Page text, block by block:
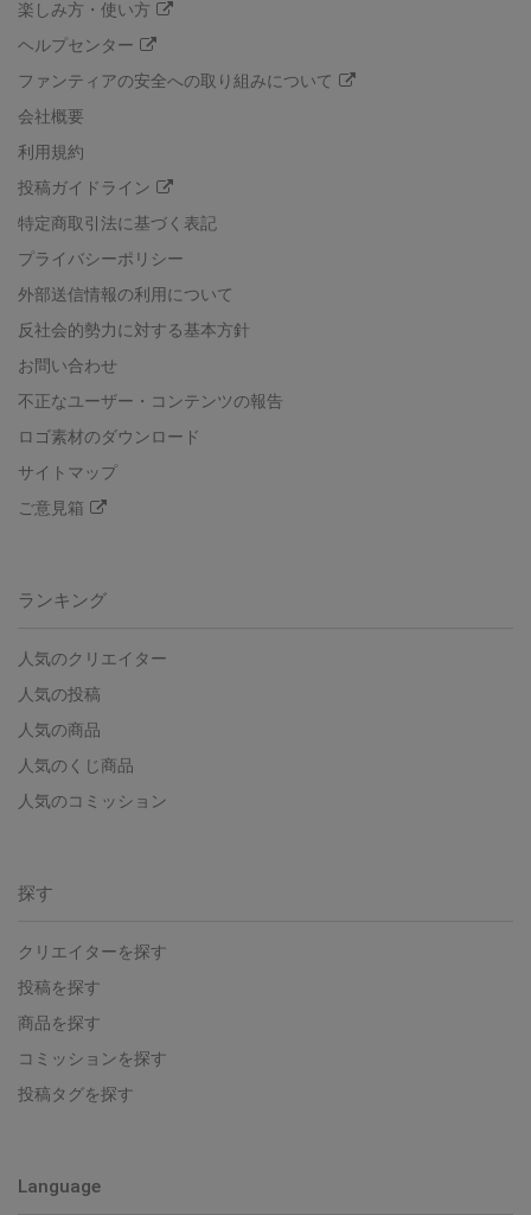
楽しみ方・使い方
ヘルプセンター
ファンティアの安全への取り組みについて
会社概要
利用規約
投稿ガイドライン
特定商取引法に基づく表記
プライバシーポリシー
外部送信情報の利用について
反社会的勢力に対する基本方針
お問い合わせ
不正なユーザー・コンテンツの報告
ロゴ素材のダウンロード
サイトマップ
ご意見箱
ランキング
人気のクリエイター
人気の投稿
人気の商品
人気のくじ商品
人気のコミッション
探す
クリエイターを探す
投稿を探す
商品を探す
コミッションを探す
投稿タグを探す
Language